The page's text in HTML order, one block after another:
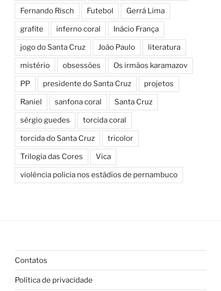
Fernando Risch Futebol Gerrá Lima
grafite inferno coral Inácio França
jogo do Santa Cruz João Paulo literatura
mistério obsessões Os irmãos karamazov
PP presidente do Santa Cruz projetos
Raniel sanfona coral Santa Cruz
sérgio guedes torcida coral
torcida do Santa Cruz tricolor
Trilogia das Cores Vica
violência policia nos estádios de pernambuco
Contatos
Política de privacidade